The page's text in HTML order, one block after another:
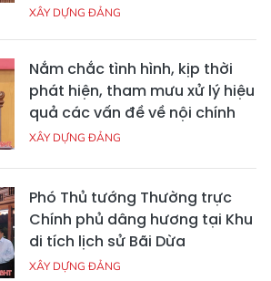
XÂY DỰNG ĐẢNG
Nắm chắc tình hình, kịp thời
phát hiện, tham mưu xử lý hiệu
quả các vấn đề về nội chính
XÂY DỰNG ĐẢNG
Phó Thủ tướng Thường trực
Chính phủ dâng hương tại Khu
di tích lịch sử Bãi Dừa
XÂY DỰNG ĐẢNG